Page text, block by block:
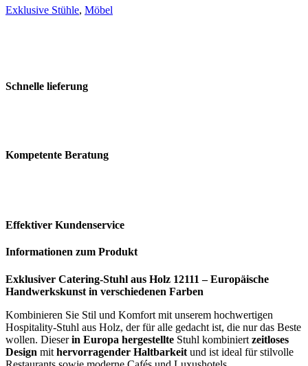
12111
Exklusive Stühle, Möbel
Schnelle lieferung
Kompetente Beratung
Effektiver Kundenservice
Informationen zum Produkt
Exklusiver Catering-Stuhl aus Holz 12111 – Europäische
Handwerkskunst in verschiedenen Farben
Kombinieren Sie Stil und Komfort mit unserem hochwertigen
Hospitality-Stuhl aus Holz, der für alle gedacht ist, die nur das Beste
wollen. Dieserin Europa hergestellte Stuhl kombiniert zeitloses
Design mit hervorragender Haltbarkeit und ist ideal für stilvolle